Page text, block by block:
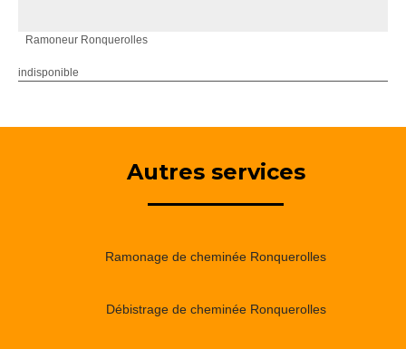
Ramoneur Ronquerolles
indisponible
Autres services
Ramonage de cheminée Ronquerolles
Débistrage de cheminée Ronquerolles